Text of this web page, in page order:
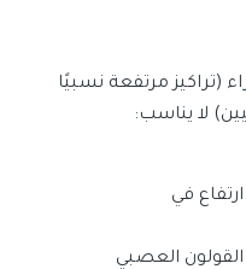
مرتفعة نسبيًا
لا يناسب:
في
العصبي